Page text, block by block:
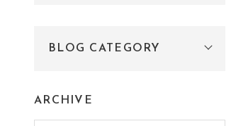
BLOG CATEGORY
ARCHIVE